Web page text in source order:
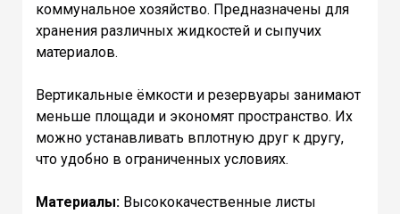
коммунальное хозяйство. Предназначены для
хранения различных жидкостей и сыпучих
материалов.
Вертикальные ёмкости и резервуары занимают
меньше площади и экономят пространство. Их
можно устанавливать вплотную друг к другу,
что удобно в ограниченных условиях.
Материалы: Высококачественные листы